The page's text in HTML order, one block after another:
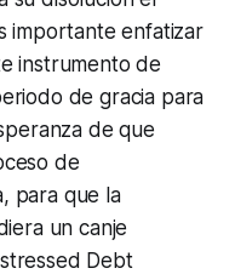
importante enfatizar
instrumento de
de gracia para
de que
de
para que la
un canje
Debt